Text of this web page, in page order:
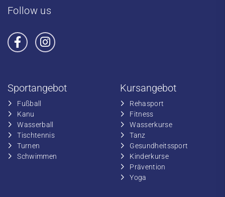
Follow us
Sportangebot
Fußball
​Kanu
​Wasserball
​Tischtennis
​​Turnen
​​Schwimmen
Kursangebot
​Rehasport
​​Fitness
​​Wasserkurse
​​Tanz
​Gesundheitssport
​Kinderkurse
Prävention
Yoga